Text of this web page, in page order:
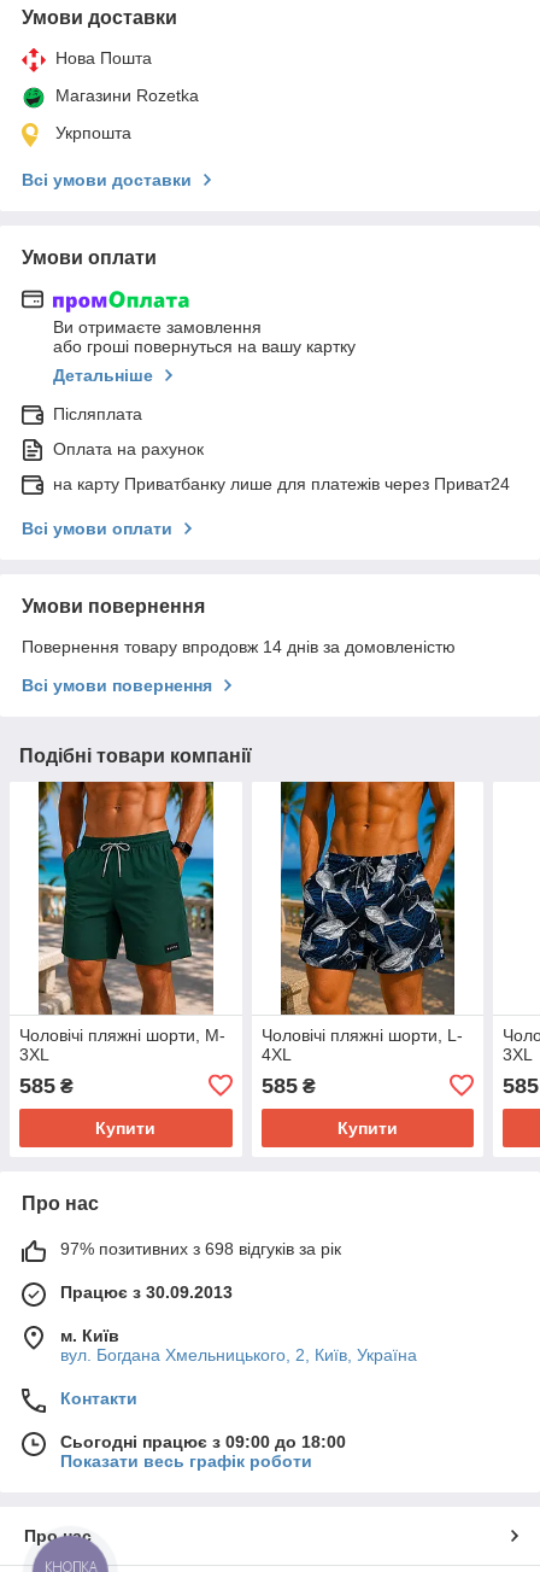
Умови доставки
Нова Пошта
Магазини Rozetka
Укрпошта
Всі умови доставки
Умови оплати
Ви отримаєте замовлення
або гроші повернуться на вашу картку
Детальніше
Післяплата
Оплата на рахунок
на карту Приватбанку лише для платежів через Приват24
Всі умови оплати
Умови повернення
Повернення товару впродовж 14 днів за домовленістю
Всі умови повернення
Подібні товари компанії
Чоловічі пляжні шорти, M-
3XL
585 ₴
Купити
Чоловічі пляжні шорти, L-
4XL
585₴
Купити
3XL
585
Про нас
97% позитивних з 698 відгуків за рік
Працює з 30.09.2013
м. Київ
вул. Богдана Хмельницького, 2, Київ, Україна
Контакти
Сьогодні працює з 09:00 до 18:00
Показати весь графік роботи
Про нас
КНОПКА